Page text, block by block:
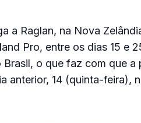
a Raglan, na Nova
Pro, entre os dias 15 e
o que faz com que a
anterior, 14 (quinta-feira),